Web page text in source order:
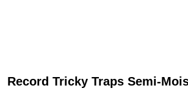
Record Tricky Traps Semi-